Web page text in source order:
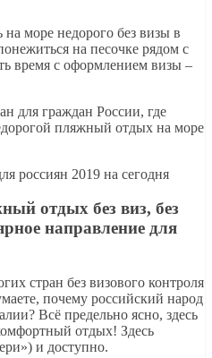
море недорого без визы в
на песочке рядом с
время с оформлением визы –
для граждан России, где
пляжный отдых на море
отдых без виз, без
направление для
стран без визового контроля
почему российский народ
Всё предельно ясно, здесь
отдых! Здесь
и доступно.